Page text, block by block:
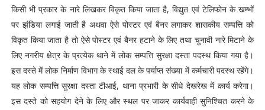
किसी भी प्रकार के नारे लिखकर विकृत किया जाता है, विद्युत एवं टेलिफोन के खम्भों
पर झंडिया लगाई जाती है अथवा ऐसे पोस्टर एवं बैनर लगाकर शासकीय सम्पत्ति को
विकृत किया जाता है तो ऐसे पोस्टर एवं बैनर हटाने के लिए तथा चुनावी नारे मिटाने के
लिए नगरीय क्षेत्र के प्रत्येक थाने में लोक सम्पत्ति सुरक्षा दस्ता पदस्थ किया गया है।
इस दस्ते में लोक निर्माण विभाग के स्थाई दल के पर्याप्त संख्या में कर्मचारी पदस्थ रहेंगे।
यह लोक सम्पत्ति सुरक्षा दस्ता टीआई, थाना प्रभारी के सीधे देखरेख में कार्य करेगा।
इस दस्ते को सहयोग देने के लिए और स्थल पर जाकर कार्यवाही सुनिश्चित करने के